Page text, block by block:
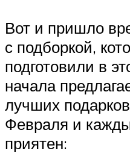
Вот и пришло
с подборкой,
подготовили в
начала
лучших
Февраля и
приятен: